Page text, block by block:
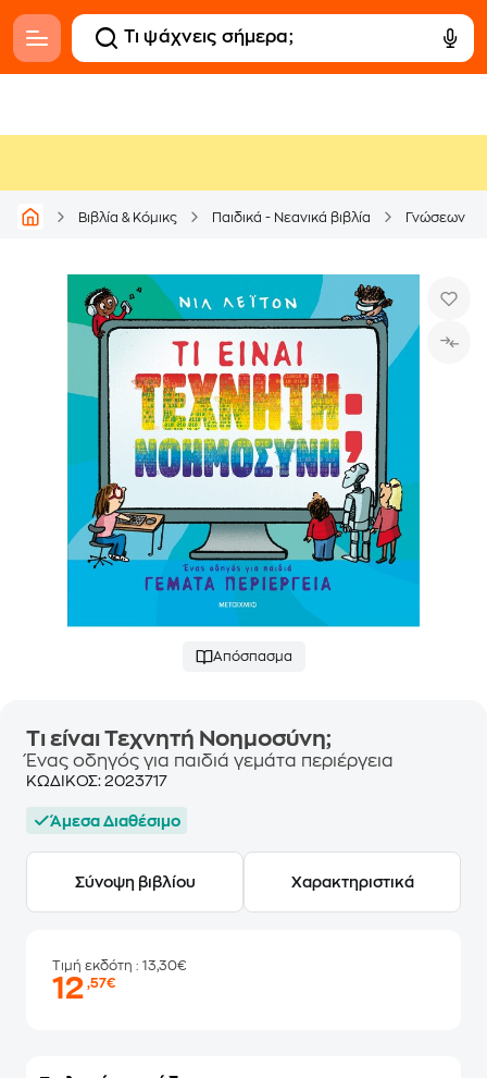
Βιβλία & Κόμικς Παιδικά - Νεανικά βιβλία Γνώσεων
Απόσπασμα
Τι είναι Τεχνητή Νοημοσύνη;
Ένας οδηγός για παιδιά γεμάτα περιέργεια
ΚΩΔΙΚΟΣ: 2023717
Άμεσα Διαθέσιμο
Σύνοψη βιβλίου Χαρακτηριστικά
Τιμή εκδότη : 13,30€
12,57€